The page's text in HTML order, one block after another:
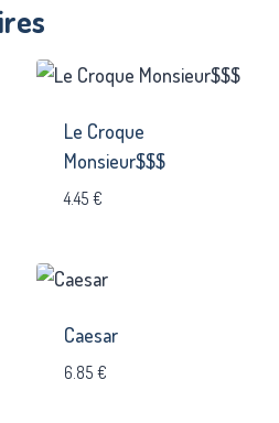
Le Croque
Monsieur$$$
4.45 €
Caesar
6.85 €